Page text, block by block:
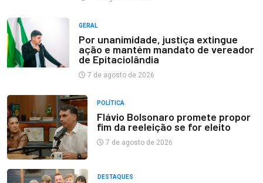
GERAL
Por unanimidade, justiça extingue
ação e mantém mandato de vereador
de Epitaciolândia
7 de agosto de 2026
POLÍTICA
Flávio Bolsonaro promete propor
fim da reeleição se for eleito
7 de agosto de 2026
DESTAQUES